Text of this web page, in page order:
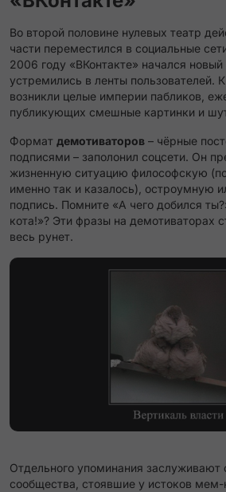
Во второй половине нулевых театр
части переместился в социальные
2006 году «ВКонтакте» начался
устремились в ленты пользователей.
возникли целые империи пабликов,
публикующих смешные картинки и
Формат демотиваторов – чёрные
подписями – заполонил соцсети. Он
жизненную ситуацию философскую
именно так и казалось), остроумную
подпись. Помните «А чего добился
кота!»? Эти фразы на демотиваторах
весь рунет​.
Отдельного упоминания
сообщества, стоявшие у истоков